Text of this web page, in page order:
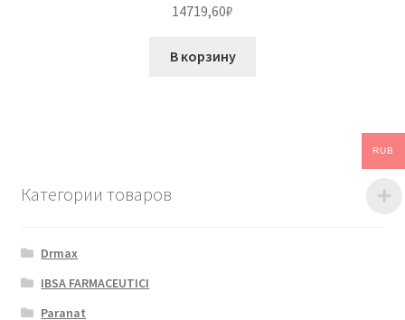
14719,60₽
В корзину
Категории товаров
Drmax
IBSA FARMACEUTICI
Paranat
RUB